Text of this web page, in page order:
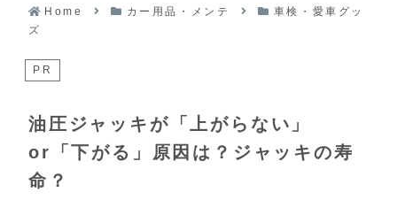
Home カー用品・メンテ
車検・愛車グッ
ズ
PR
油圧ジャッキが「上がらない」
or「下がる」原因は？ジャッキの寿
命？